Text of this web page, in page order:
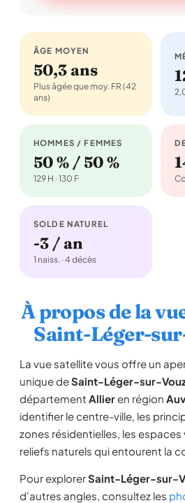
ÂGE MOYEN
50,3 ans
Plus âgée que moy. FR (42
ans)
HOMMES / FEMMES
50 % / 50 %
129 H · 130 F
SOLDE NATUREL
-3 / an
1 naiss. · 4 décès
À propos de la
Saint-Léger-
La vue satellite vous offre un
unique deSaint-Léger-sur-
département Allieren région
identifier le centre-ville, les
zones résidentielles, les
reliefs naturels qui entourent la
Pour explorerSaint-Léger-sur-
d'autres angles, consultez les